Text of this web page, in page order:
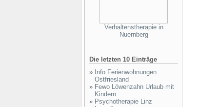
Verhaltenstherapie in
Nuernberg
Die letzten 10 Einträge
» Info Ferienwohnungen
Ostfriesland
» Fewo Löwenzahn Urlaub mit
Kindern
» Psychotherapie Linz